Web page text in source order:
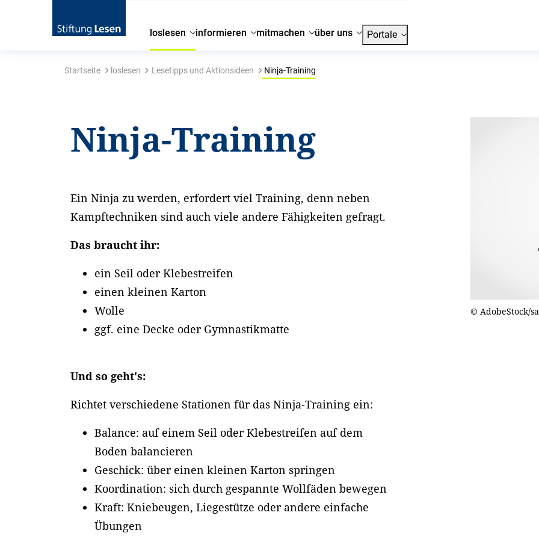
loslesen informieren mitmachen über uns Portale
Startseite loslesen Lesetipps und Aktionsideen Ninja-Training
Ninja-Training
Ein Ninja zu werden, erfordert viel Training, denn neben
Kampftechniken sind auch viele andere Fähigkeiten gefragt.
Das braucht ihr:
ein Seil oder Klebestreifen
einen kleinen Karton
Wolle
ggf. eine Decke oder Gymnastikmatte
Und so geht's:
Richtet verschiedene Stationen für das Ninja-Training ein:
Balance: auf einem Seil oder Klebestreifen auf dem
Boden balancieren
Geschick: über einen kleinen Karton springen
Koordination: sich durch gespannte Wollfäden bewegen
Kraft: Kniebeugen, Liegestütze oder andere einfache
Übungen
© AdobeStock/